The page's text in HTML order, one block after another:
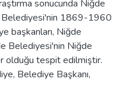
sonucunda Niğde
Belediyesi'nin 1869-1960
başkanları, Niğde
Belediyesi'nin Niğde
olduğu tespit edilmiştir.
Belediye Başkanı,